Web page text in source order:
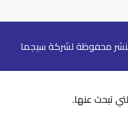
محفوظة لشركة سيجما
تبحث عنها.